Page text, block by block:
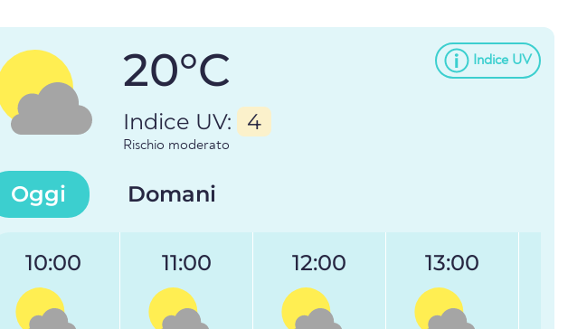
Indice UV
20°C
Indice UV: 4
Rischio moderato
Oggi Domani
10:00 11:00 12:00 13:00